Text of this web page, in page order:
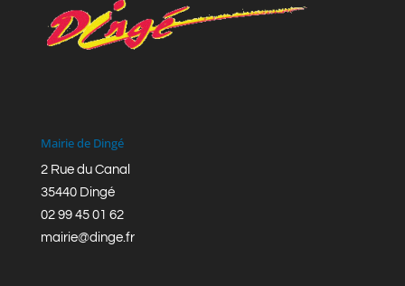
Mairie de Dingé
2 Rue du Canal
35440 Dingé
02 99 45 01 62
mairie@dinge.fr